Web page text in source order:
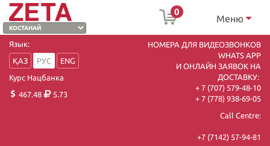
0
Меню
Язык:
ҚАЗ
РУС
ENG
Курс Нацбанка
467.48
5.73
НОМЕРА ДЛЯ ВИДЕОЗВОНКОВ
WHATS APP
И ОНЛАЙН ЗАЯВОК НА
ДОСТАВКУ:
+ 7 (707) 579-48-10
+ 7 (778) 938-69-05
Call Centre:
+7 (7142) 57-94-81